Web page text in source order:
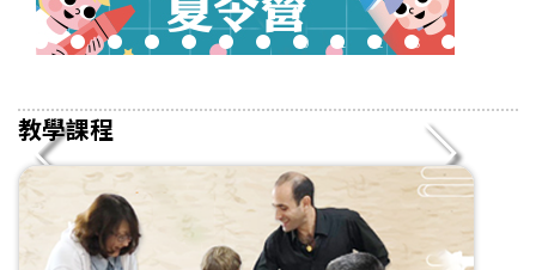
4 5 6 7 8 9 10 11 12 13 14
教學課程